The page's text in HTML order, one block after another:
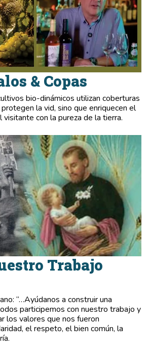
& Copas
bio-dinámicos utilizan coberturas
la vid, sino que enriquecen el
visitante con la pureza de la tierra.
Trabajo
“…Ayúdanos a construir una
participemos con nuestro trabajo y
los valores que nos fueron
el respeto, el bien común, la